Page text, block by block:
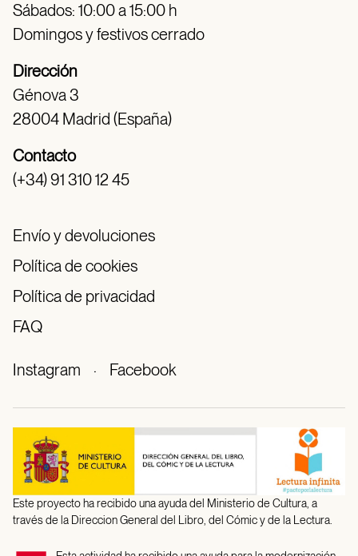
Sábados: 10:00 a 15:00 h
Domingos y festivos cerrado
Dirección
Génova 3
28004 Madrid (España)
Contacto
(+34) 91 310 12 45
Envío y devoluciones
Política de cookies
Política de privacidad
FAQ
Instagram · Facebook
Este proyecto ha recibido una ayuda del Ministerio de Cultura, a
través de la Direccion General del Libro, del Cómic y de la Lectura.